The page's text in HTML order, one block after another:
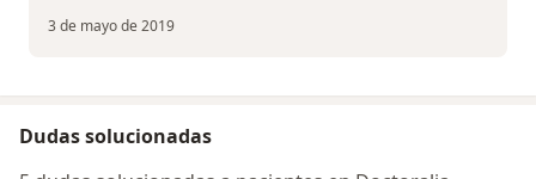
3 de mayo de 2019
Dudas solucionadas